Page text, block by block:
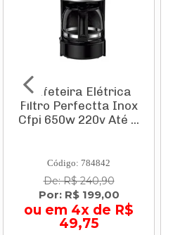
Cafeteira Elétrica
Filtro Perfectta Inox
Cfpi 650w 220v Até ...
Código: 784842
De: R$ 240,90
Por: R$ 199,00
ou em 4x de R$
49,75